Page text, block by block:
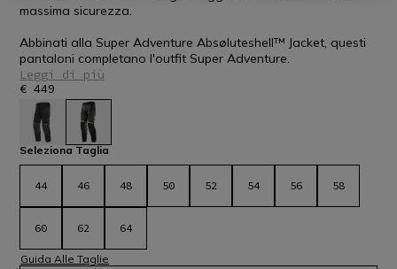
massima sicurezza.
Abbinati alla Super Adventure Absøluteshell™ Jacket, questi
pantaloni completano l'outfit Super Adventure.
Leggi di più
€ 449
selezionato
Seleziona Taglia
44 46 48 50 52 54 56 58
60 62 64
Guida Alle Taglie